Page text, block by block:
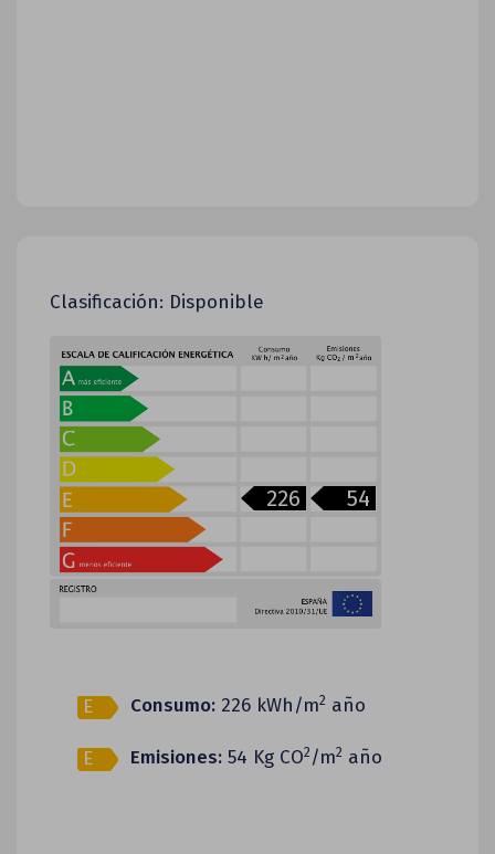
Clasificación: Disponible
226 54
E Consumo: 226 kWh/m2 año
E Emisiones: 54 Kg CO2 /m2 año